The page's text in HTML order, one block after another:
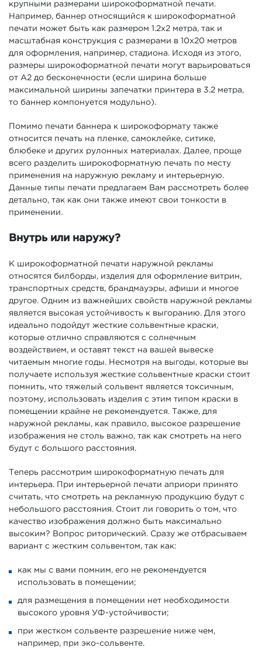
крупными размерами широкоформатной печати.
Например, баннер относящийся к широкоформатной
печати может быть как размером 1.2х2 метра, так и
масштабная конструкция с размерами в 10х20 метров
для оформления, например, стадиона. Исходя из этого,
размеры широкоформатной печати могут варьироваться
от А2 до бесконечности (если ширина больше
максимальной ширины запечатки принтера в 3.2 метра,
то баннер компонуется модульно).
Помимо печати баннера к широкоформату также
относится печать на пленке, самоклейке, ситике,
блюбеке и других рулонных материалах. Далее, проще
всего разделить широкоформатную печать по месту
применения на наружную рекламу и интерьерную.
Данные типы печати предлагаем Вам рассмотреть более
детально, так как они также имеют свои тонкости в
применении.
Внутрь или наружу?
К широкоформатной печати наружной рекламы
относятся билборды, изделия для оформление витрин,
транспортных средств, брандмауэры, афиши и многое
другое. Одним из важнейших свойств наружной рекламы
является высокая устойчивость к выгоранию. Для этого
идеально подойдут жесткие сольвентные краски,
которые отлично справляются с солнечным
воздействием, и оставят текст на вашей вывеске
читаемым многие годы. Несмотря на выгоды, которые вы
получаете используя жесткие сольвентные краски стоит
помнить, что тяжелый сольвент является токсичным,
поэтому, использовать изделия с этим типом краски в
помещении крайне не рекомендуется. Также, для
наружной рекламы, как правило, высокое разрешение
изображения не столь важно, так как смотреть на него
будут с большого расстояния.
Теперь рассмотрим широкоформатную печать для
интерьера. При интерьерной печати априори принято
считать, что смотреть на рекламную продукцию будут с
небольшого расстояния. Стоит ли говорить о том, что
качество изображения должно быть максимально
высоким? Вопрос риторический. Сразу же отбрасываем
вариант с жестким сольвентом, так как:
как мы с вами помним, его не рекомендуется
использовать в помещении;
для размещения в помещении нет необходимости
высокого уровня УФ-устойчивости;
при жестком сольвенте разрешение ниже чем,
например, при эко-сольвенте.